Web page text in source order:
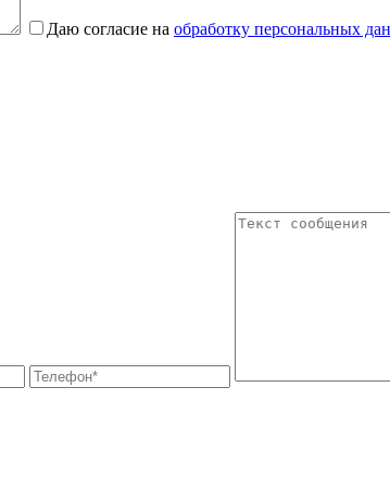
Даю согласие на обработку персональных